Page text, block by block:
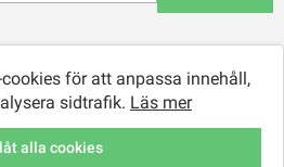
för att anpassa innehåll,
sidtrafik. Läs mer
alla cookies